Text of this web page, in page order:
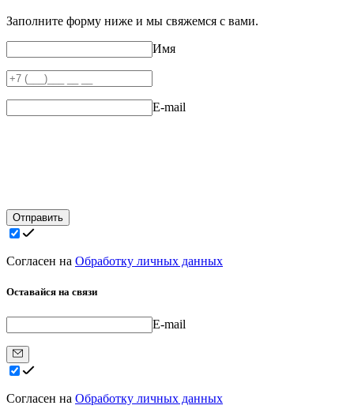
Заполните форму ниже и мы свяжемся с вами.
Имя
E-mail
Отправить
Согласен на Обработку личных данных
Оставайся на связи
E-mail
Согласен на Обработку личных данных